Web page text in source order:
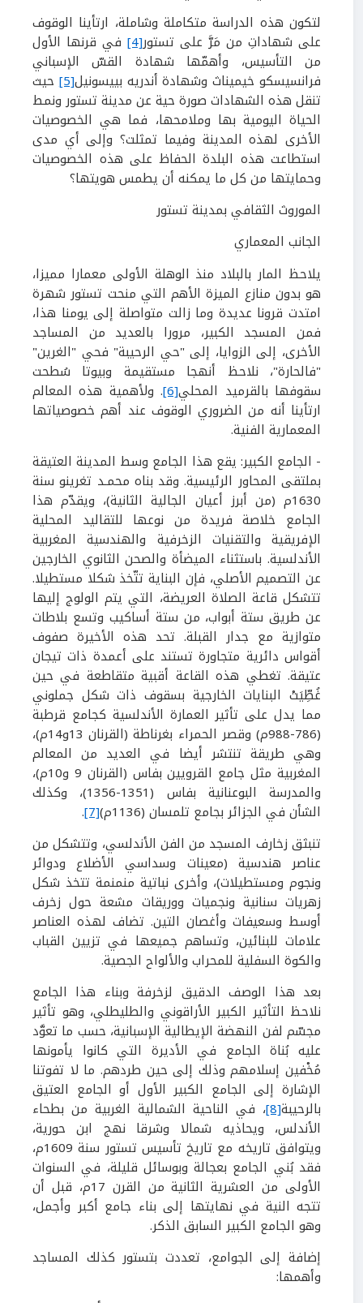
لتكون هذه الدراسة متكاملة وشاملة، ارتأينا الوقوف
على شهاداتِ من مَرَّ على تستور[4] في قرنها الأول
من التأسيس، وأهمّها شهادة القسّ الإسباني
فرانسيسكو خيميناث وشهادة أندريه بييسونيل[5] حيث
تنقل هذه الشهادات صورة حية عن مدينة تستور ونمط
الحياة اليومية بها وملامحها، فما هي الخصوصيات
الأخرى لهذه المدينة وفيما تمثلت؟ وإلى أي مدى
استطاعت هذه البلدة الحفاظ على هذه الخصوصيات
وحمايتها من كل ما يمكنه أن يطمس هويتها؟
الموروث الثقافي بمدينة تستور
الجانب المعماري
يلاحظ المار بالبلاد منذ الوهلة الأولى معمارا مميزا،
هو بدون منازع الميزة الأهم التي منحت تستور شهرة
امتدت قرونا عديدة وما زالت متواصلة إلى يومنا هذا،
فمن المسجد الكبير، مرورا بالعديد من المساجد
الأخرى، إلى الزوايا، إلى "حي الرحيبة" فحي "الغرين"
"فالحارة"، نلاحظ أنهجا مستقيمة وبيوتا سُطحت
سقوفها بالقرميد المحلي[6]
.ولأهمية هذه المعالم
ارتأينا أنه من الضروري الوقوف عند أهم خصوصياتها
المعمارية الفنية.
- الجامع الكبير: يقع هذا الجامع وسط المدينة العتيقة
بملتقى المحاور الرئيسية. وقد بناه محمـد تغرينو سنة
1630م (من أبرز أعيان الجالية الثانية)، ويقدّم هذا
الجامع خلاصة فريدة من نوعها للتقاليد المحلية
الإفريقية والتقنيات الزخرفية والهندسية المغربية
الأندلسية. باستثناء الميضأة والصحن الثانوي الخارجين
عن التصميم الأصلي، فإن البناية تتّخذ شكلا مستطيلا.
تتشكل قاعة الصلاة العريضة، التي يتم الولوج إليها
عن طريق ستة أبواب، من ستة أساكيب وتسع بلاطات
متوازية مع جدار القبلة. تحد هذه الأخيرة صفوف
أقواس دائرية متجاورة تستند على أعمدة ذات تيجان
عتيقة. تغطي هذه القاعة أقبية متقاطعة في حين
غُطِّيَتْ البنايات الخارجية بسقوف ذات شكل جملوني
مما يدل على تأثير العمارة الأندلسية كجامع قرطبة
(
786
-
988م) وقصر الحمراء بغرناطة (القرنان 13و14م)،
وهي طريقة تنتشر أيضا في العديد من المعالم
المغربية مثل جامع القرويين بفاس (القرنان 9 و10م)،
والمدرسة البوعنانية بفاس (1351
-
1356)، وكذلك
الشأن في الجزائر بجامع تلمسان (1136م)[7]
.
تنبثق زخارف المسجد من الفن الأندلسي، وتتشكل من
عناصر هندسية (معينات وسداسي الأضلاع ودوائر
ونجوم ومستطيلات)، وأخرى نباتية منمنمة تتخذ شكل
زهريات سنانية ونجميات ووريقات مشعة حول زخرف
أوسط وسعيفات وأغصان التين. تضاف لهذه العناصر
علامات للبنائين، وتساهم جميعها في تزيين القباب
والكوة السفلية للمحراب والألواح الجصية.
بعد هذا الوصف الدقيق لزخرفة وبناء هذا الجامع
نلاحظ التأثير الكبير الأراقوني والطليطلي، وهو تأثير
مجسّم لفن النهضة الإيطالية الإسبانية، حسب ما تعوَّد
عليه بُناة الجامع في الأديرة التي كانوا يأمونها
مُخْفين إسلامهم وذلك إلى حين طردهم. ما لا تفوتنا
الإشارة إلى الجامع الكبير الأول أو الجامع العتيق
بالرحيبة[8]، في الناحية الشمالية الغربية من بطحاء
الأندلس، ويحاذيه شمالا وشرقا نهج ابن حورية،
ويتوافق تاريخه مع تاريخ تأسيس تستور سنة 1609م،
فقد بُني الجامع بعجالة وبوسائل قليلة، في السنوات
الأولى من العشرية الثانية من القرن 17م، قبل أن
تتجه النية في نهايتها إلى بناء جامع أكبر وأجمل،
وهو الجامع الكبير السابق الذكر.
إضافة إلى الجوامع، تعددت بتستور كذلك المساجد
وأهمها: